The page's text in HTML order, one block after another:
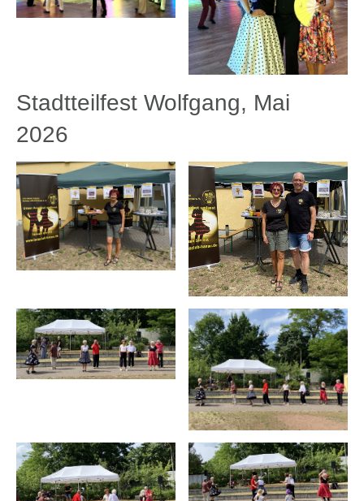
Stadtteilfest Wolfgang, Mai
2026